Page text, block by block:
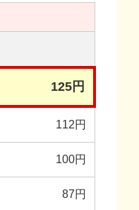
125円
112円
100円
87円